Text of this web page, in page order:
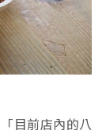
目前店內的八